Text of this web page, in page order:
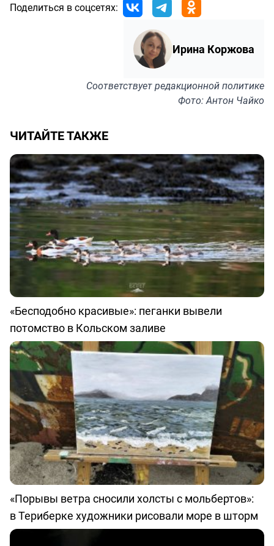
Поделиться в соцсетях:
Ирина Коржова
Соответствуетредакционной политике
Фото: Антон Чайко
ЧИТАЙТЕ ТАКЖЕ
«Бесподобно красивые»: пеганки вывели
потомство в Кольском заливе
«Порывы ветра сносили холсты с мольбертов»:
в Териберке художники рисовали море в шторм